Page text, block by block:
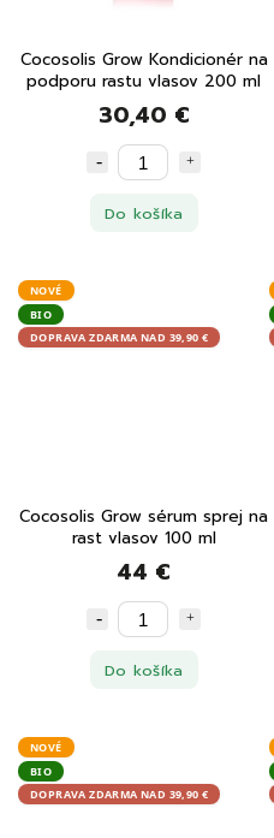
Cocosolis Grow Kondicionér na
podporu rastu vlasov 200 ml
30,40 €
Do košíka
NOVÉ
BIO
DOPRAVA ZDARMA NAD 39,90 €
Cocosolis Grow sérum sprej na
rast vlasov 100 ml
44 €
Do košíka
NOVÉ
BIO
DOPRAVA ZDARMA NAD 39,90 €